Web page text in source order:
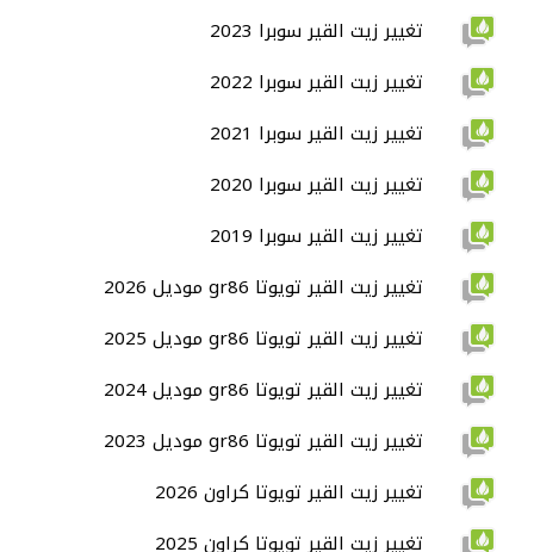
تغيير زيت القير سوبرا 2023
تغيير زيت القير سوبرا 2022
تغيير زيت القير سوبرا 2021
تغيير زيت القير سوبرا 2020
تغيير زيت القير سوبرا 2019
تغيير زيت القير تويوتا gr86 موديل 2026
تغيير زيت القير تويوتا gr86 موديل 2025
تغيير زيت القير تويوتا gr86 موديل 2024
تغيير زيت القير تويوتا gr86 موديل 2023
تغيير زيت القير تويوتا كراون 2026
تغيير زيت القير تويوتا كراون 2025